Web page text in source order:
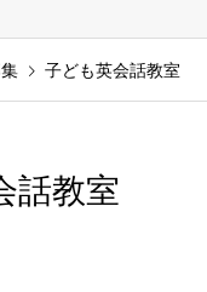
子ども英会話教室
話教室